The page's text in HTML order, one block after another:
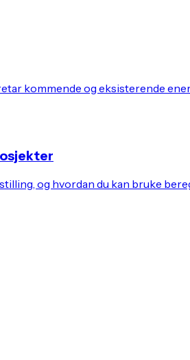
kommende og eksisterende
og hvordan du kan bruke